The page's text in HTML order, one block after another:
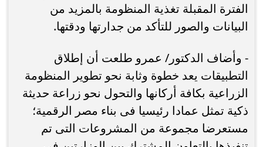
الفترة المقبلة تغذية المنظومة بالمزيد من
البيانات والصور للتأكد من جدارتها ودقتها.
‏- ‏وأضاف الدكتور/ عمرو طلعت أن إطلاق
التطبيقات يعد خطوة وثابة نحو تطوير المنظومة
الزراعية بكافة أركانها والتحول نحو زراعة حديثة
ذكية تمثل عمادا رئيسيا فى بناء مصر الرقمية؛
مستعرضا مجموعة من المشروعات التى تم